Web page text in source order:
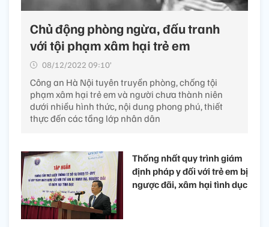
Chủ động phòng ngừa, đấu tranh
với tội phạm xâm hại trẻ em
08/12/2022 09:10’
Công an Hà Nội tuyên truyền phòng, chống tội
phạm xâm hại trẻ em và người chưa thành niên
dưới nhiều hình thức, nội dung phong phú, thiết
thực đến các tầng lớp nhân dân
Thống nhất quy trình giám
định pháp y đối với trẻ em bị
ngược đãi, xâm hại tình dục